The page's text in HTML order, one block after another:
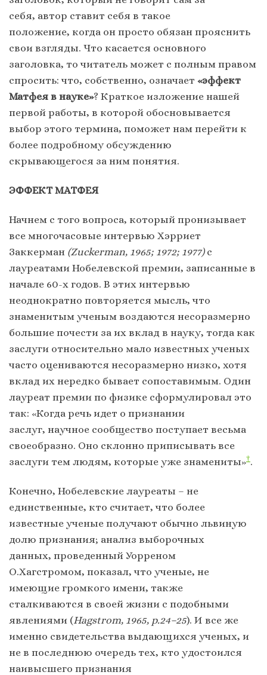
себя, автор ставит себя в такое
положение, когда он просто обязан прояснить
свои взгляды. Что касается основного
заголовка, то читатель может с полным правом
спросить: что, собственно, означает «эффект
Матфея в науке»? Краткое изложение нашей
первой работы, в которой обосновывается
выбор этого термина, поможет нам перейти к
более подробному обсуждению
скрывающегося за ним понятия.
ЭФФЕКТ МАТФЕЯ
Начнем с того вопроса, который пронизывает
все многочасовые интервью Хэрриет
Заккерман (Zuckerman, 1965; 1972; 1977)с
лауреатами Нобелевской премии, записанные в
начале 60-х годов. В этих интервью
неоднократно повторяется мысль, что
знаменитым ученым воздаются несоразмерно
большие почести за их вклад в науку, тогда как
заслуги относительно мало известных ученых
часто оцениваются несоразмерно низко, хотя
вклад их нередко бывает сопоставимым. Один
лауреат премии по физике сформулировал это
так: «Когда речь идет о признании
заслуг, научное сообщество поступает весьма
своеобразно. Оно склонно приписывать все
заслуги тем людям, которые уже знамениты»†.
Конечно, Нобелевские лауреаты – не
единственные, кто считает, что более
известные ученые получают обычно львиную
долю признания; анализ выборочных
данных, проведенный Уорреном
О.Хагстромом, показал, что ученые, не
имеющие громкого имени, также
сталкиваются в своей жизни с подобными
явлениями (Hagstrom, 1965, p.24–25). И все же
именно свидетельства выдающихся ученых, и
не в последнюю очередь тех, кто удостоился
наивысшего признания